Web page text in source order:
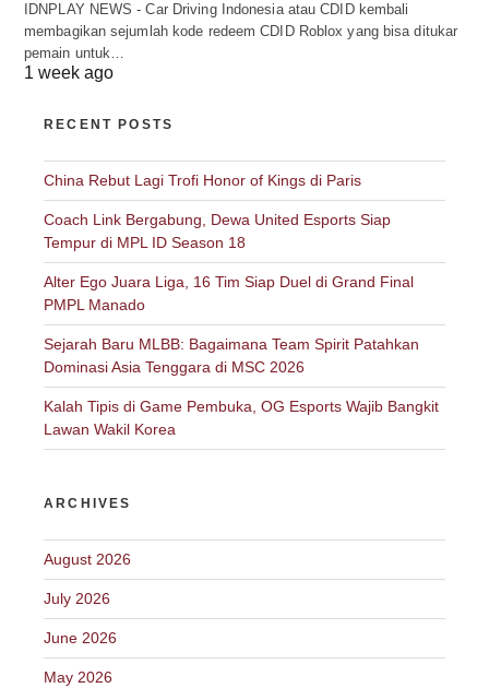
IDNPLAY NEWS - Car Driving Indonesia atau CDID kembali
membagikan sejumlah kode redeem CDID Roblox yang bisa ditukar
pemain untuk…
1 week ago
RECENT POSTS
China Rebut Lagi Trofi Honor of Kings di Paris
Coach Link Bergabung, Dewa United Esports Siap
Tempur di MPL ID Season 18
Alter Ego Juara Liga, 16 Tim Siap Duel di Grand Final
PMPL Manado
Sejarah Baru MLBB: Bagaimana Team Spirit Patahkan
Dominasi Asia Tenggara di MSC 2026
Kalah Tipis di Game Pembuka, OG Esports Wajib Bangkit
Lawan Wakil Korea
ARCHIVES
August 2026
July 2026
June 2026
May 2026